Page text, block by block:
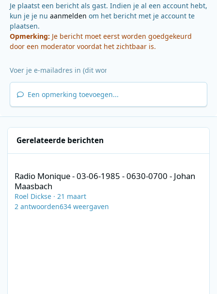
Je plaatst een bericht als gast. Indien je al een account hebt,
kun je je nu aanmelden om het bericht met je account te
plaatsen.
Opmerking: Je bericht moet eerst worden goedgekeurd
door een moderator voordat het zichtbaar is.
Een opmerking toevoegen...
Gerelateerde berichten
Radio Monique - 03-06-1985 - 0630-0700 - Johan
Maasbach
Roel Dickse · 21 maart
2 antwoorden634 weergaven